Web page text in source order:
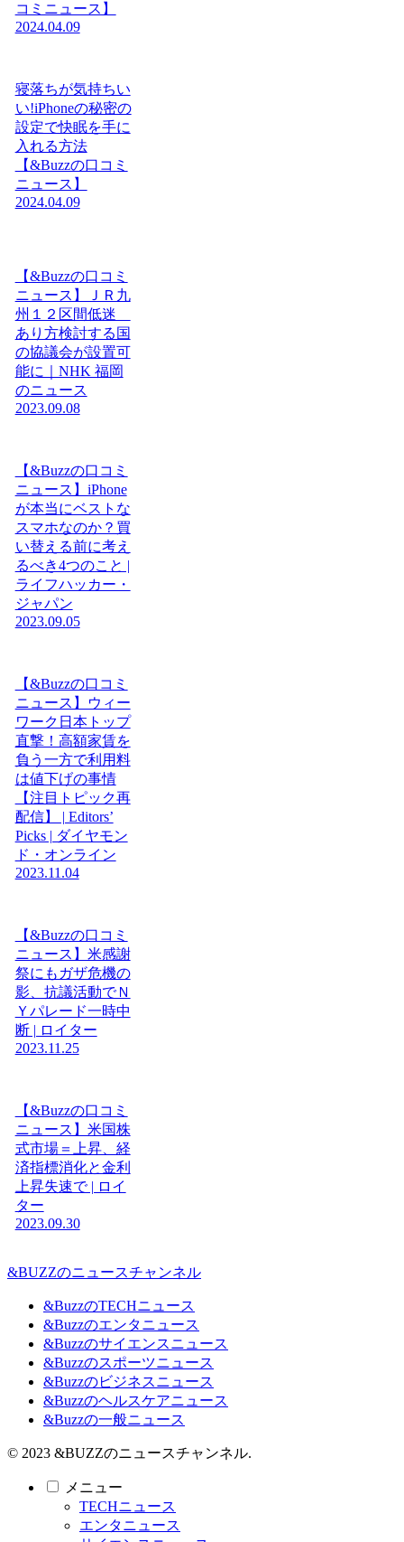
コミニュース】
2024.04.09
寝落ちが気持ちい
い!iPhoneの秘密の
設定で快眠を手に
入れる方法
【&Buzzの口コミ
ニュース】
2024.04.09
【&Buzzの口コミ
ニュース】ＪＲ九
州１２区間低迷
あり方検討する国
の協議会が設置可
能に｜NHK 福岡
のニュース
2023.09.08
【&Buzzの口コミ
ニュース】iPhone
が本当にベストな
スマホなのか？買
い替える前に考え
るべき4つのこと |
ライフハッカー・
ジャパン
2023.09.05
【&Buzzの口コミ
ニュース】ウィー
ワーク日本トップ
直撃！高額家賃を
負う一方で利用料
は値下げの事情
【注目トピック再
配信】 | Editors’
Picks | ダイヤモン
ド・オンライン
2023.11.04
【&Buzzの口コミ
ニュース】米感謝
祭にもガザ危機の
影、抗議活動でＮ
Ｙパレード一時中
断 | ロイター
2023.11.25
【&Buzzの口コミ
ニュース】米国株
式市場＝上昇、経
済指標消化と金利
上昇失速で | ロイ
ター
2023.09.30
&BUZZのニュースチャンネル
&BuzzのTECHニュース
&Buzzのエンタニュース
&Buzzのサイエンスニュース
&Buzzのスポーツニュース
&Buzzのビジネスニュース
&Buzzのヘルスケアニュース
&Buzzの一般ニュース
© 2023 &BUZZのニュースチャンネル.
メニュー
TECHニュース
エンタニュース